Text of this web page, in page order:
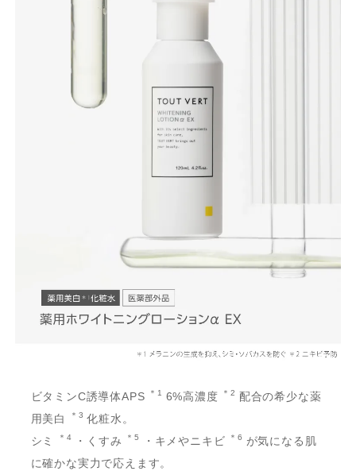
ビタミンC誘導体APS ＊1 6%高濃度 ＊2 配合の希少な薬
用美白
＊3 化粧水。
シミ
＊4 ・くすみ ＊5 ・キメやニキビ ＊6
が気になる肌
に確かな実力で応えます。